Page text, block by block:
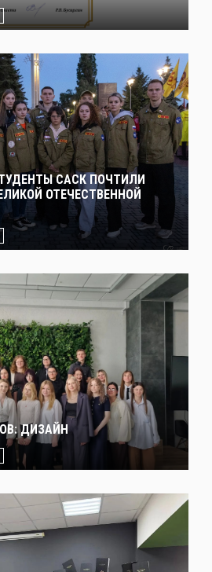
САСК ПОЧТИЛИ
ОТЕЧЕСТВЕННОЙ
ДИЗАЙН